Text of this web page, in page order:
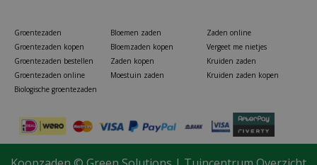
Groentezaden
Groentezaden kopen
Groentezaden bestellen
Groentezaden online
Biologische groentezaden
Bloemen zaden
Bloemzaden kopen
Zaden kopen
Moestuin zaden
Zaden online
Vergeet me nietjes
Kruiden zaden
Kruiden zaden kopen